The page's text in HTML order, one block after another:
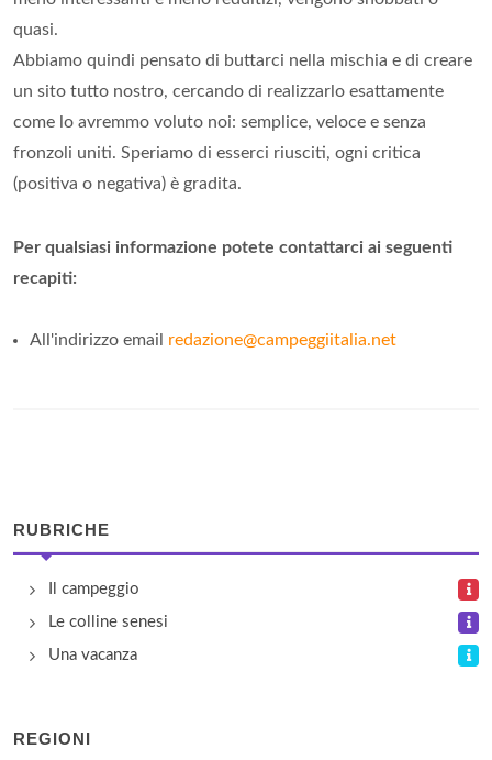
quasi.
Abbiamo quindi pensato di buttarci nella mischia e di creare
un sito tutto nostro, cercando di realizzarlo esattamente
come lo avremmo voluto noi: semplice, veloce e senza
fronzoli uniti. Speriamo di esserci riusciti, ogni critica
(positiva o negativa) è gradita.
Per qualsiasi informazione potete contattarci ai seguenti
recapiti:
All'indirizzo email redazione@campeggiitalia.net
RUBRICHE
Il campeggio
Le colline senesi
Una vacanza
REGIONI